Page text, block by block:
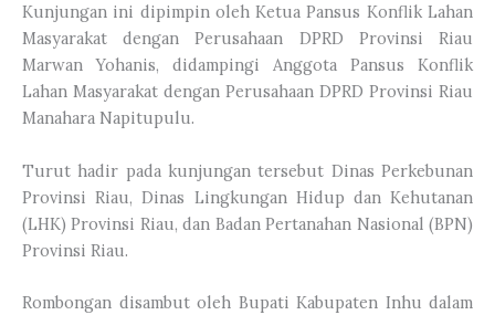
Kunjungan ini dipimpin oleh Ketua Pansus Konflik Lahan
Masyarakat dengan Perusahaan DPRD Provinsi Riau
Marwan Yohanis, didampingi Anggota Pansus Konflik
Lahan Masyarakat dengan Perusahaan DPRD Provinsi Riau
Manahara Napitupulu.
Turut hadir pada kunjungan tersebut Dinas Perkebunan
Provinsi Riau, Dinas Lingkungan Hidup dan Kehutanan
(LHK) Provinsi Riau, dan Badan Pertanahan Nasional (BPN)
Provinsi Riau.
Rombongan disambut oleh Bupati Kabupaten Inhu dalam